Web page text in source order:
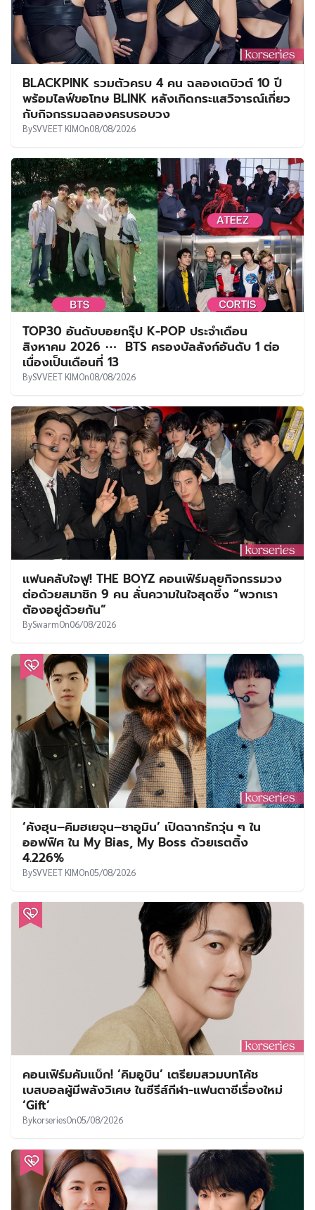
BLACKPINK รวมตัวครบ 4 คน ฉลองเดบิวต์ 10 ปี
พร้อมไลฟ์ขอโทษ BLINK หลังเกิดกระแสวิจารณ์เกี่ยว
กับกิจกรรมฉลองครบรอบวง
BySVVEET KIMOn08/08/2026
TOP30 อันดับบอยกรุ๊ป K-POP ประจำเดือน
สิงหาคม 2026 ⋯ BTS ครองบัลลังก์อันดับ 1 ต่อ
เนื่องเป็นเดือนที่ 13
BySVVEET KIMOn08/08/2026
แฟนคลับใจฟู! THE BOYZ คอนเฟิร์มลุยกิจกรรมวง
ต่อด้วยสมาชิก 9 คน ลั่นความในใจสุดซึ้ง “พวกเรา
ต้องอยู่ด้วยกัน”
BySwarmOn06/08/2026
‘คังฮุน–คิมฮเยจุน–ชาอูมิน’ เปิดฉากรักวุ่น ๆ ใน
ออฟฟิศ ใน My Bias, My Boss ด้วยเรตติ้ง
4.226%
BySVVEET KIMOn05/08/2026
คอนเฟิร์มคัมแบ็ก! ‘คิมอูบิน’ เตรียมสวมบทโค้ช
เบสบอลผู้มีพลังวิเศษ ในซีรีส์กีฬา-แฟนตาซีเรื่องใหม่
‘Gift’
BykorseriesOn05/08/2026